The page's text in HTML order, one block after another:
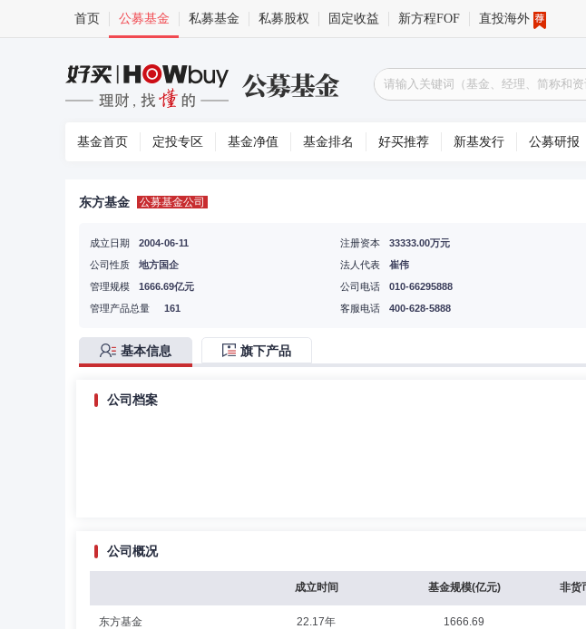
首页 公募基金 私募基金 私募股权 固定收益 新方程FOF 直投海外
基金首页 定投专区 基金净值 基金排名 好买推荐 新基发行 公募研报
东方基金 公募基金公司
成立日期
2004-06-11
公司性质
地方国企
注册资本
33333.00万元
法人代表
崔伟
管理规模
1666.69亿元
管理产品总量
161
公司电话
010-66295888
客服电话
400-628-5888
基本信息 旗下产品
公司档案
公司概况
成立时间 基金规模(亿元) 非货
东方基金 22.17年 1666.69